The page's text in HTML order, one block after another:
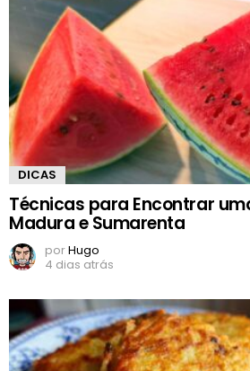
DICAS
Técnicas para Encontrar
Madura e Sumarenta
porHugo
4 dias atrás